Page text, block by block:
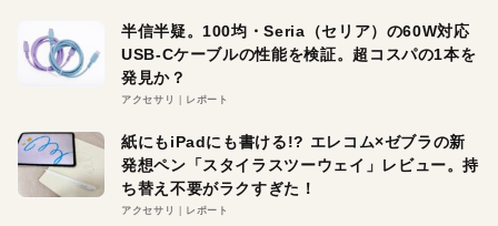
半信半疑。100均・Seria（セリア）の60W対応
USB-Cケーブルの性能を検証。超コスパの1本を
発見か？
アクセサリ レポート
紙にもiPadにも書ける!? エレコム×ゼブラの新
発想ペン「スタイラスツーウェイ」レビュー。持
ち替え不要がラクすぎた！
アクセサリ レポート